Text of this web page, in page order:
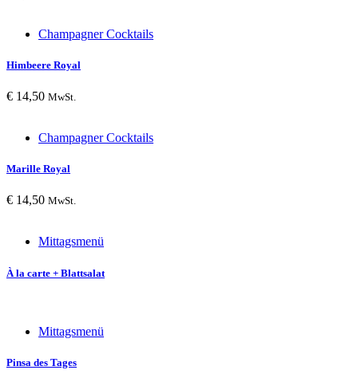
Champagner Cocktails
Himbeere Royal
€ 14,50 MwSt.
Champagner Cocktails
Marille Royal
€ 14,50 MwSt.
Mittagsmenü
À la carte + Blattsalat
Mittagsmenü
Pinsa des Tages